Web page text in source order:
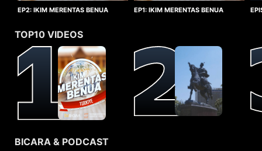
EP2: IKIM MERENTAS BENUA
EP1: IKIM MERENTAS BENUA
TOP10 VIDEOS
BICARA & PODCAST